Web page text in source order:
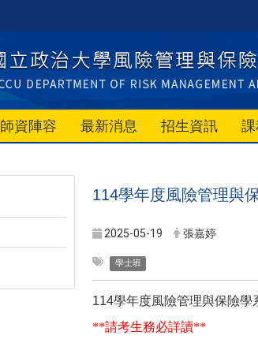
師資陣容 最新消息 招生資訊
114學年度風險管理與
2025-05-19 張嘉婷
學士班
114學年度風險管理與保險學
**請考生務必詳讀**